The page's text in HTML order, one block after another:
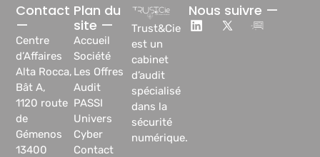
Trust&Cie
est un
cabinet
d’audit
spécialisé
dans la
sécurité
numérique.
Plan du
site —
Accueil
Société
Les Offres
Audit
PASSI
Univers
Cyber
Contact
Contact
—
Centre
d’Affaires
Alta Rocca,
Bât A,
1120 route
de
Gémenos
13400
Nous suivre —